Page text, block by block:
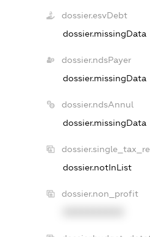
dossier.esvDebt
dossier.missingData
dossier.ndsPayer
dossier.missingData
dossier.ndsAnnul
dossier.missingData
dossier.notInList
dossier.non_profit